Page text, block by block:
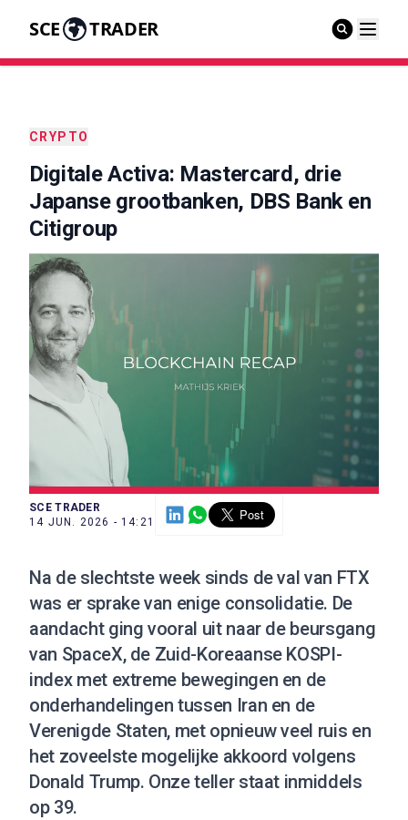
SCE TRADER
CRYPTO
Digitale Activa: Mastercard, drie
Japanse grootbanken, DBS Bank en
Citigroup
SCE TRADER
14 JUN. 2026 - 14:21
Na de slechtste week sinds de val van FTX
was er sprake van enige consolidatie. De
aandacht ging vooral uit naar de beursgang
van SpaceX, de Zuid-Koreaanse KOSPI-
index met extreme bewegingen en de
onderhandelingen tussen Iran en de
Verenigde Staten, met opnieuw veel ruis en
het zoveelste mogelijke akkoord volgens
Donald Trump. Onze teller staat inmiddels
op 39.